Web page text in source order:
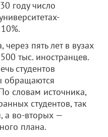
году число
пять лет в вузах
тыс. иностранцев.
студентов
обращаются
словам источника,
студентов, так
а во-вторых —
плана.